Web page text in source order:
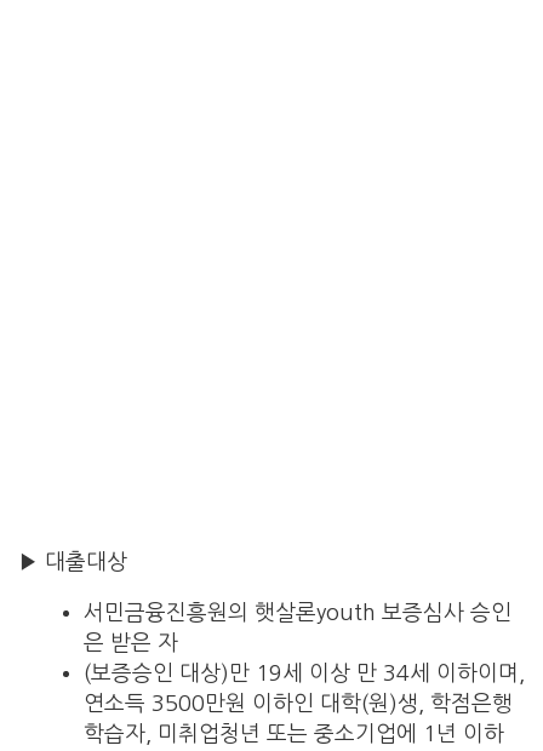
▶ 대출대상
서민금융진흥원의 햇살론youth 보증심사 승인
은 받은 자
(보증승인 대상)만 19세 이상 만 34세 이하이며,
연소득 3500만원 이하인 대학(원)생, 학점은행
학습자, 미취업청년 또는 중소기업에 1년 이하